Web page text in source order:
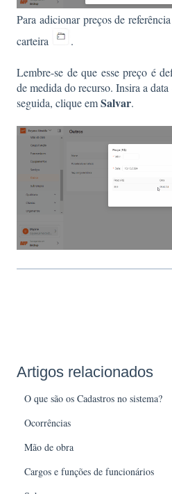
Para adicionar preços de
carteira
.
Lembre-se de que esse preço é
de medida do recurso. Insira a
seguida, clique emSalvar.
Artigos relacionados
O que são os Cadastros no sistema?
Ocorrências
Mão de obra
Cargos e funções de funcionários